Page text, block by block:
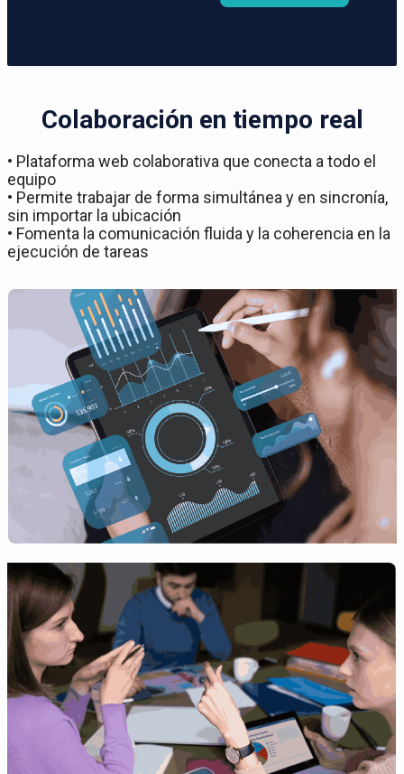
Colaboración en tiempo real
• Plataforma web colaborativa que conecta a todo el
equipo
• Permite trabajar de forma simultánea y en sincronía,
sin importar la ubicación
• Fomenta la comunicación fluida y la coherencia en la
ejecución de tareas